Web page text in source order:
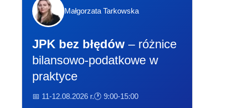
Małgorzata Tarkowska
JPK bez błędów – różnice
bilansowo-podatkowe w
praktyce
📅 11-12.08.2026 r.🕐 9:00-15:00